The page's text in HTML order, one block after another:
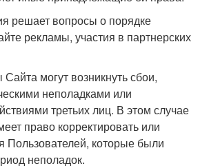
решает вопросы о порядке
рекламы, участия в партнерских
могут возникнуть сбои,
неполадками или
третьих лиц. В этом случае
право корректировать или
Пользователей, которые были
неполадок.